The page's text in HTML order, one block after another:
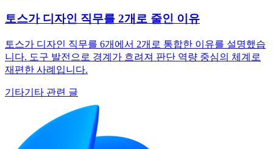
토스가 디자인 직무를 2개로 줄인 이유
토스가 디자인 직무를 6개에서 2개로 통합한 이유를 설명했습
니다. 도구 발전으로 경계가 흐려져 판단 역량 중심의 체계로
재편한 사례입니다.
기타기타 관련 글